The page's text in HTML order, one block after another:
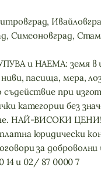
Симеоновград,
и НАЕМА: земя в
пасища, мера,
при
категории без
НАЙ-ВИСОКИ
юридически
за
14 и 02/ 87 0000 7